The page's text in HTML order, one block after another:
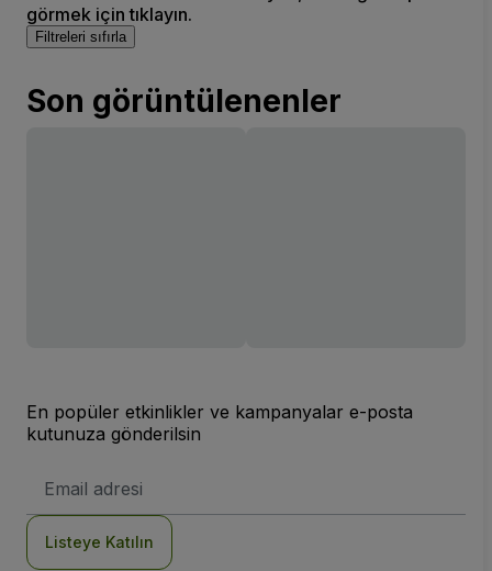
görmek için tıklayın.
Filtreleri sıfırla
Son görüntülenenler
En popüler etkinlikler ve kampanyalar e-posta
kutunuza gönderilsin
posta
Listeye Katılın